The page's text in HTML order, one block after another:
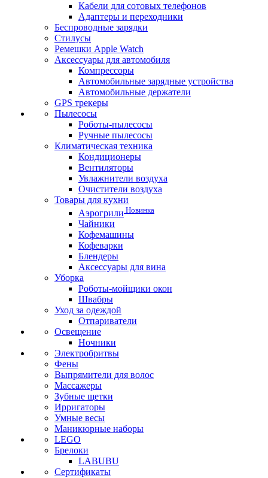
Кабели для сотовых телефонов
Адаптеры и переходники
Беспроводные зарядки
Стилусы
Ремешки Apple Watch
Аксессуары для автомобиля
Компрессоры
Автомобильные зарядные устройства
Автомобильные держатели
GPS трекеры
Пылесосы
Роботы-пылесосы
Ручные пылесосы
Климатическая техника
Кондиционеры
Вентиляторы
Увлажнители воздуха
Очистители воздуха
Товары для кухни
Аэрогрили Новинка
Чайники
Кофемашины
Кофеварки
Блендеры
Аксессуары для вина
Уборка
Роботы-мойщики окон
Швабры
Уход за одеждой
Отпариватели
Освещение
Ночники
Электробритвы
Фены
Выпрямители для волос
Массажеры
Зубные щетки
Ирригаторы
Умные весы
Маникюрные наборы
LEGO
Брелоки
LABUBU
Сертификаты